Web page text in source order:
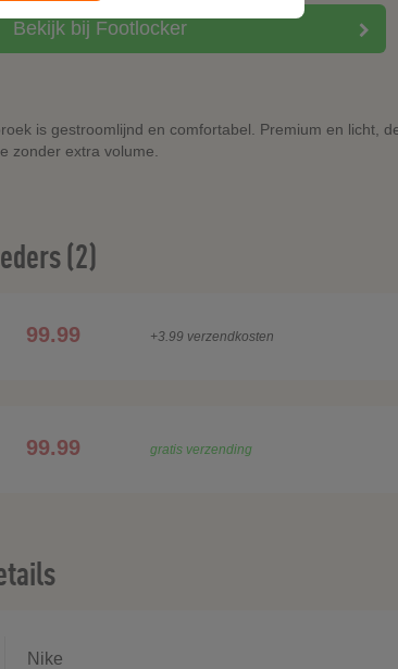
Bekijk bij Footlocker
is gestroomlijnd en comfortabel. Premium en licht,
zonder extra volume.
(2)
99.99 +3.99 verzendkosten
99.99 gratis verzending
Nike